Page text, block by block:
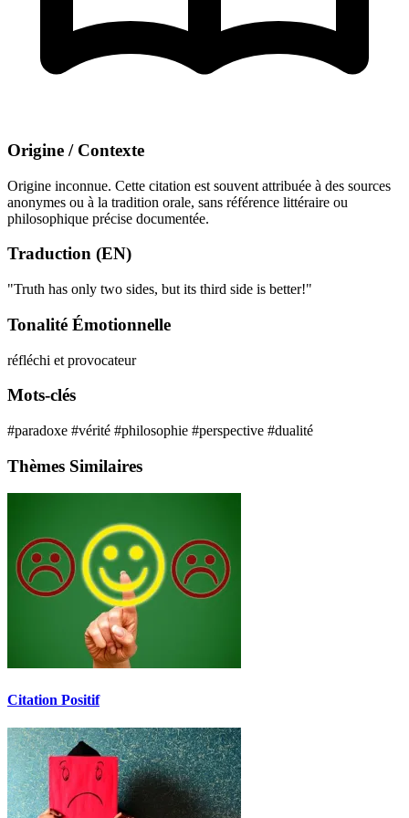
Origine / Contexte
Origine inconnue. Cette citation est souvent attribuée à des sources
anonymes ou à la tradition orale, sans référence littéraire ou
philosophique précise documentée.
Traduction (EN)
"Truth has only two sides, but its third side is better!"
Tonalité Émotionnelle
réfléchi et provocateur
Mots-clés
#paradoxe #vérité #philosophie #perspective #dualité
Thèmes Similaires
Citation Positif